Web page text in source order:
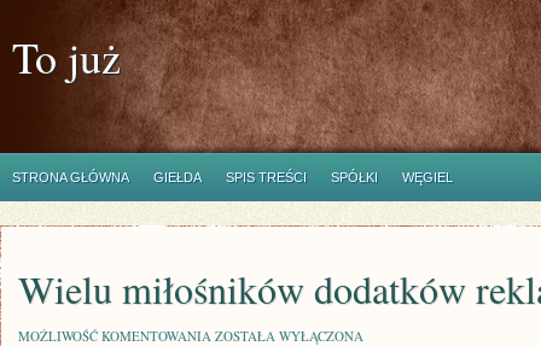
To już
STRONA GŁÓWNA GIEŁDA SPIS TREŚCI SPÓŁKI WĘGIEL
Wielu miłośników dodatków
MOŻLIWOŚĆ KOMENTOWANIA WIELU
ZOSTAŁA WYŁĄCZONA